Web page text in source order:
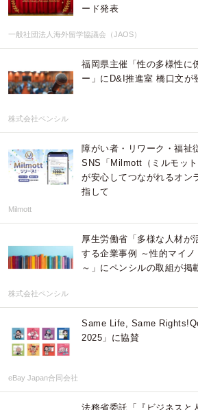
ード発表
一般社団法人海外留学協議会（JAOS）
福岡県主催「性の多様性に
ー」にD&I推進室 橋口文が
株式会社ペンシル
障がい者・リワーク・福祉
SNS「Milmott（ミルモッ
が安心してつながれるオン
指して
Milmott
厚生労働省「多様な人材が
する企業事例 ～性的マイ
～」にペンシルの取組が掲
株式会社ペンシル
Same Life, Same
2025」に協賛
eBay Japan合同会社
法務省委託「『ビジネスと